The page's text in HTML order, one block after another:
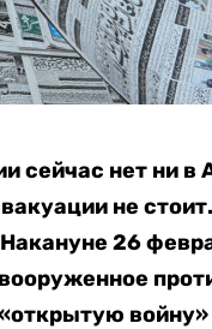
сейчас нет ни в
не
26